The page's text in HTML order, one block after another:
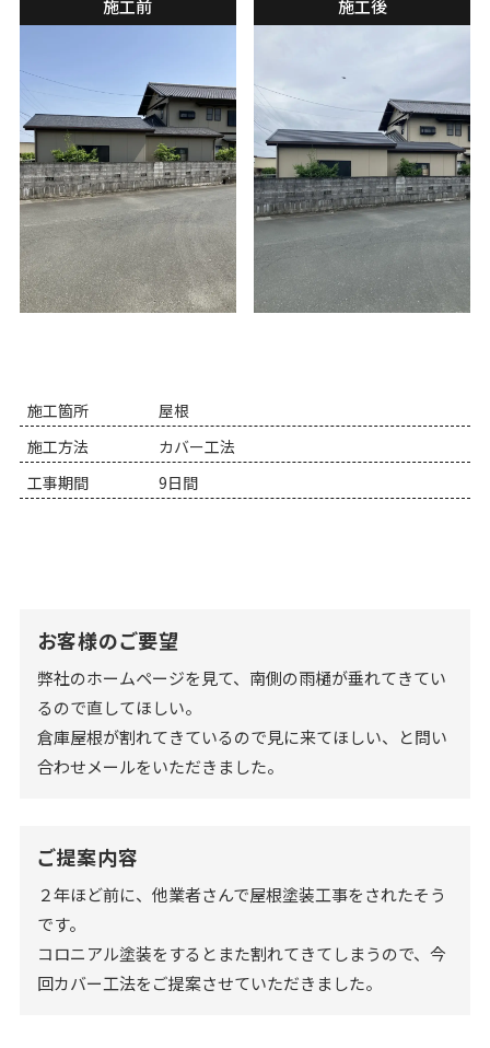
施工前 施工後
施工箇所
屋根
施工方法
カバー工法
工事期間
9日間
お客様のご要望
弊社のホームページを見て、南側の雨樋が垂れてきてい
るので直してほしい。
倉庫屋根が割れてきているので見に来てほしい、と問い
合わせメールをいただきました。
ご提案内容
２年ほど前に、他業者さんで屋根塗装工事をされたそう
です。
コロニアル塗装をするとまた割れてきてしまうので、今
回カバー工法をご提案させていただきました。